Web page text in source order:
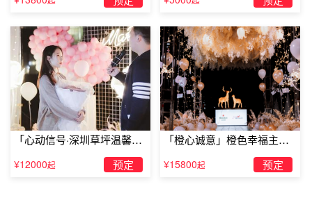
marry
me?”幸好传到他女友时，他的求婚没有变成“鸡同鸭讲”。当
然，那句“我愿意”也没有请那59位路人传回去，而是直接从
欣喜若狂的女友口中喊出来!同时伯恩斯坦创造了“咬耳朵”传
递世界新纪录。
「心动信号·深圳草坪温馨求
婚」
¥12000起 预定
「橙心诚意」橙色幸福主题
露台求婚
¥15800起 预定